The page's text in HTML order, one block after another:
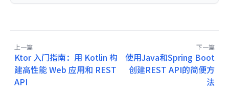
上一篇
Ktor 入门指南：用 Kotlin 构
建高性能 Web 应用和 REST
API
下一篇
使用Java和Spring Boot
创建REST API的简便方
法